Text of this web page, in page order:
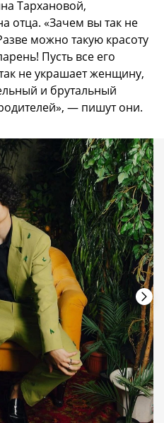
Тархановой,
отца. «Зачем вы так не
можно такую красоту
Пусть все его
не украшает женщину,
и брутальный
— пишут они.